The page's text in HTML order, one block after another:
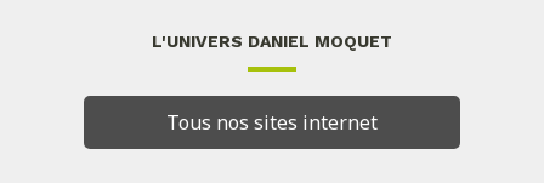
L'UNIVERS DANIEL MOQUET
Tous nos sites internet